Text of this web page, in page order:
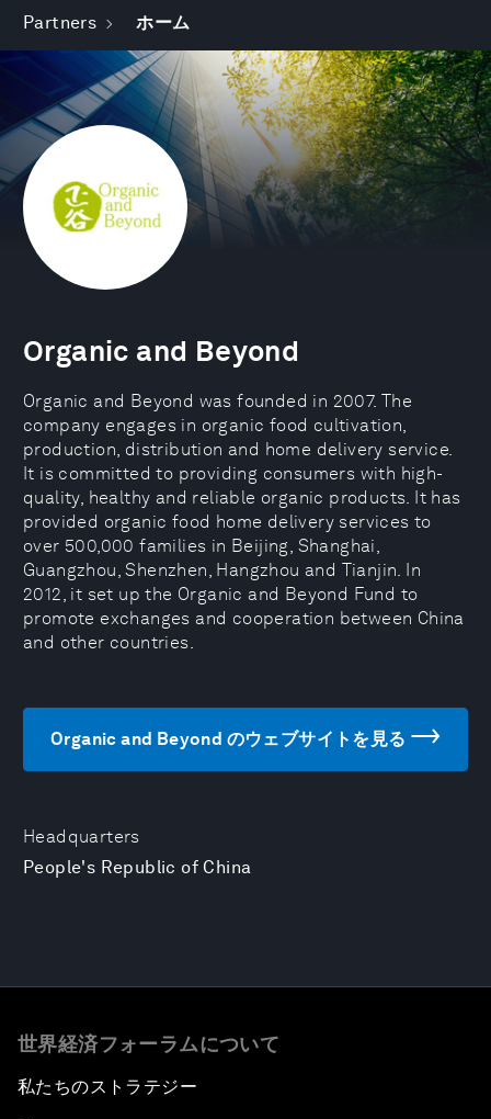
Partners ホーム
Headquarters
People's Republic of China
Organic and Beyond
Organic and Beyond was founded in 2007. The
company engages in organic food cultivation,
production, distribution and home delivery service.
It is committed to providing consumers with high-
quality, healthy and reliable organic products. It has
provided organic food home delivery services to
over 500,000 families in Beijing, Shanghai,
Guangzhou, Shenzhen, Hangzhou and Tianjin. In
2012, it set up the Organic and Beyond Fund to
promote exchanges and cooperation between China
and other countries.
Organic and Beyond のウェブサイトを見る
世界経済フォーラムについて
私たちのストラテジー